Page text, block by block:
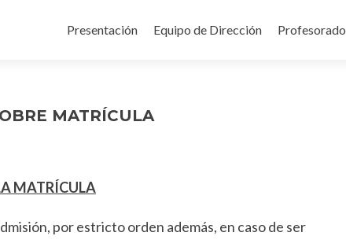
al
Presentación Equipo de Dirección Profesorado
MATRÍCULA
MATRÍCULA
por estricto orden además, en caso de ser